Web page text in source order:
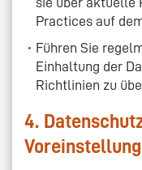
Practices auf
Führen Sie
Einhaltung der
Richtlinien zu
4.